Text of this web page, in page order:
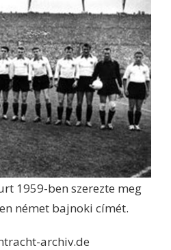
1959-ben szerezte meg
német bajnoki címét.
archiv.de